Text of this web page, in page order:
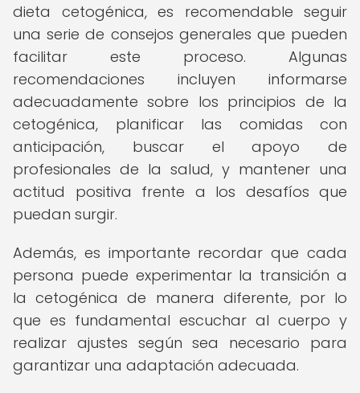
dieta cetogénica, es recomendable seguir
una serie de consejos generales que pueden
facilitar este proceso. Algunas
recomendaciones incluyen informarse
adecuadamente sobre los principios de la
cetogénica, planificar las comidas con
anticipación, buscar el apoyo de
profesionales de la salud, y mantener una
actitud positiva frente a los desafíos que
puedan surgir.
Además, es importante recordar que cada
persona puede experimentar la transición a
la cetogénica de manera diferente, por lo
que es fundamental escuchar al cuerpo y
realizar ajustes según sea necesario para
garantizar una adaptación adecuada.